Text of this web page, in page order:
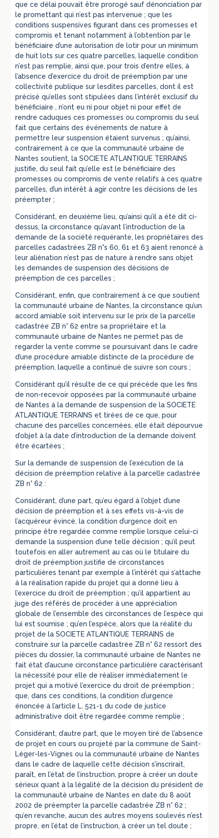
que ce délai pouvait être prorogé sauf dénonciation par
le promettant qui n’est pas intervenue ; que les
conditions suspensives figurant dans ces promesses et
compromis et tenant notamment à l’obtention par le
bénéficiaire d’une autorisation de lotir pour un minimum
de huit lots sur ces quatre parcelles, laquelle condition
n’est pas remplie, ainsi que, pour trois d’entre elles, à
l’absence d’exercice du droit de préemption par une
collectivité publique sur lesdites parcelles, dont il est
précisé qu’elles sont stipulées dans l’intérêt exclusif du
bénéficiaire , n’ont eu ni pour objet ni pour effet de
rendre caduques ces promesses ou compromis du seul
fait que certains des événements de nature à
permettre leur suspension étaient survenus ; qu’ainsi,
contrairement à ce que la communauté urbaine de
Nantes soutient, la SOCIETE ATLANTIQUE TERRAINS
justifie, du seul fait qu’elle est le bénéficiaire des
promesses ou compromis de vente relatifs à ces quatre
parcelles, d’un intérêt à agir contre les décisions de les
préempter ;
Considérant, en deuxième lieu, qu’ainsi qu’il a été dit ci-
dessus, la circonstance qu’avant l’introduction de la
demande de la société requérante, les propriétaires des
parcelles cadastrées ZB n°s 60, 61 et 63 aient renoncé à
leur aliénation n’est pas de nature à rendre sans objet
les demandes de suspension des décisions de
préemption de ces parcelles ;
Considérant, enfin, que contrairement à ce que soutient
la communauté urbaine de Nantes, la circonstance qu’un
accord amiable soit intervenu sur le prix de la parcelle
cadastrée ZB n° 62 entre sa propriétaire et la
communauté urbaine de Nantes ne permet pas de
regarder la vente comme se poursuivant dans le cadre
d’une procédure amiable distincte de la procédure de
préemption, laquelle a continué de suivre son cours ;
Considérant qu’il résulte de ce qui précède que les fins
de non-recevoir opposées par la communauté urbaine
de Nantes à la demande de suspension de la SOCIETE
ATLANTIQUE TERRAINS et tirées de ce que, pour
chacune des parcelles concernées, elle était dépourvue
d’objet à la date d’introduction de la demande doivent
être écartées ;
Sur la demande de suspension de l’exécution de la
décision de préemption relative à la parcelle cadastrée
ZB n° 62 :
Considérant, d’une part, qu’eu égard à l’objet d’une
décision de préemption et à ses effets vis-à-vis de
l’acquéreur évincé, la condition d’urgence doit en
principe être regardée comme remplie lorsque celui-ci
demande la suspension d’une telle décision ; qu’il peut
toutefois en aller autrement au cas où le titulaire du
droit de préemption justifie de circonstances
particulières tenant par exemple à l’intérêt qui s’attache
à la réalisation rapide du projet qui a donné lieu à
l’exercice du droit de préemption ; qu’il appartient au
juge des référés de procéder à une appréciation
globale de l’ensemble des circonstances de l’espèce qui
lui est soumise ; qu’en l’espèce, alors que la réalité du
projet de la SOCIETE ATLANTIQUE TERRAINS de
construire sur la parcelle cadastrée ZB n° 62 ressort des
pièces du dossier, la communauté urbaine de Nantes ne
fait état d’aucune circonstance particulière caractérisant
la nécessité pour elle de réaliser immédiatement le
projet qui a motivé l’exercice du droit de préemption ;
que, dans ces conditions, la condition d’urgence
énoncée à l’article L. 521-1 du code de justice
administrative doit être regardée comme remplie ;
Considérant, d’autre part, que le moyen tiré de l’absence
de projet en cours ou projeté par la commune de Saint-
Léger-les-Vignes ou la communauté urbaine de Nantes
dans le cadre de laquelle cette décision s’inscrirait,
paraît, en l’état de l’instruction, propre à créer un doute
sérieux quant à la légalité de la décision du président de
la communauté urbaine de Nantes en date du 8 août
2002 de préempter la parcelle cadastrée ZB n° 62 ;
qu’en revanche, aucun des autres moyens soulevés n’est
propre, en l’état de l’instruction, à créer un tel doute ;